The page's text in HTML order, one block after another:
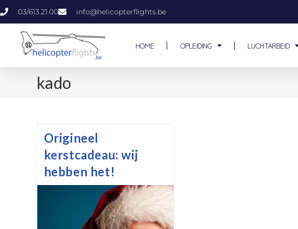
03/613.21.00 info@helicopterflights.be
HOME OPLEIDING LUCHTARBEID
kado
Origineel
kerstcadeau: wij
hebben het!